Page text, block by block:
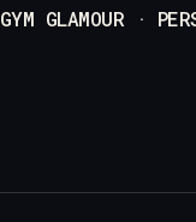
GYM GLAMOUR ·